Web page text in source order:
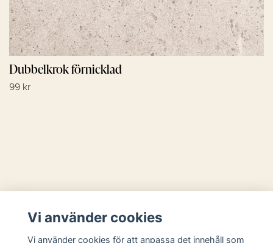
Dubbelkrok förnicklad
99 kr
Sociala medier
Vi använder cookies
Vi använder cookies för att anpassa det innehåll som